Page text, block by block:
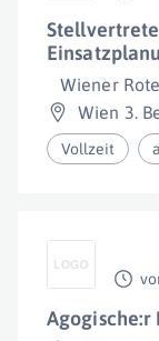
Wiener
Wien 3.
Vollzeit